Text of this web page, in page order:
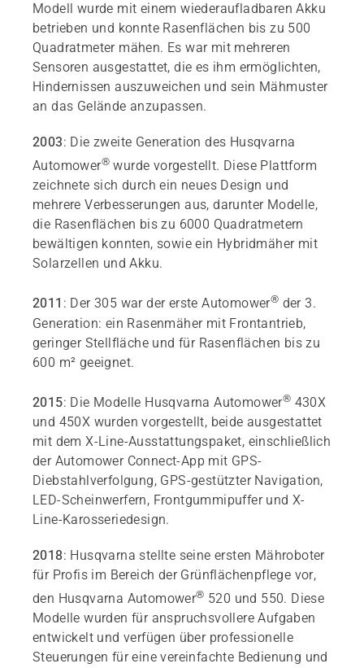
Modell wurde mit einem wiederaufladbaren Akku
betrieben und konnte Rasenflächen bis zu 500
Quadratmeter mähen. Es war mit mehreren
Sensoren ausgestattet, die es ihm ermöglichten,
Hindernissen auszuweichen und sein Mähmuster
an das Gelände anzupassen.
2003: Die zweite Generation des Husqvarna
Automower® wurde vorgestellt. Diese Plattform
zeichnete sich durch ein neues Design und
mehrere Verbesserungen aus, darunter Modelle,
die Rasenflächen bis zu 6000 Quadratmetern
bewältigen konnten, sowie ein Hybridmäher mit
Solarzellen und Akku.
2011 : Der 305 war der erste Automower® der 3.
Generation: ein Rasenmäher mit Frontantrieb,
geringer Stellfläche und für Rasenflächen bis zu
600 m² geeignet.
2015: Die Modelle Husqvarna Automower® 430X
und 450X wurden vorgestellt, beide ausgestattet
mit dem X-Line-Ausstattungspaket, einschließlich
der Automower Connect-App mit GPS-
Diebstahlverfolgung, GPS-gestützter Navigation,
LED-Scheinwerfern, Frontgummipuffer und X-
Line-Karosseriedesign.
2018: Husqvarna stellte seine ersten Mähroboter
für Profis im Bereich der Grünflächenpflege vor,
den Husqvarna Automower® 520 und 550. Diese
Modelle wurden für anspruchsvollere Aufgaben
entwickelt und verfügen über professionelle
Steuerungen für eine vereinfachte Bedienung und